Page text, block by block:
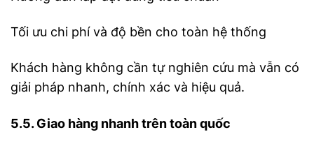
Tối ưu chi phí và độ bền cho toàn hệ thống
Khách hàng không cần tự nghiên cứu mà vẫn có
giải pháp nhanh, chính xác và hiệu quả.
5.5. Giao hàng nhanh trên toàn quốc